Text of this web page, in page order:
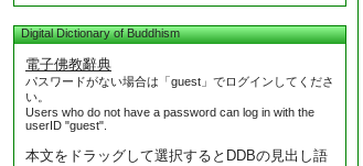
Digital Dictionary of Buddhism
電子佛教辭典
パスワードがない場合は「guest」でログインしてくださ
い。
Users who do not have a password can log in with the
userID "guest".
本文をドラッグして選択するとDDBの見出し語